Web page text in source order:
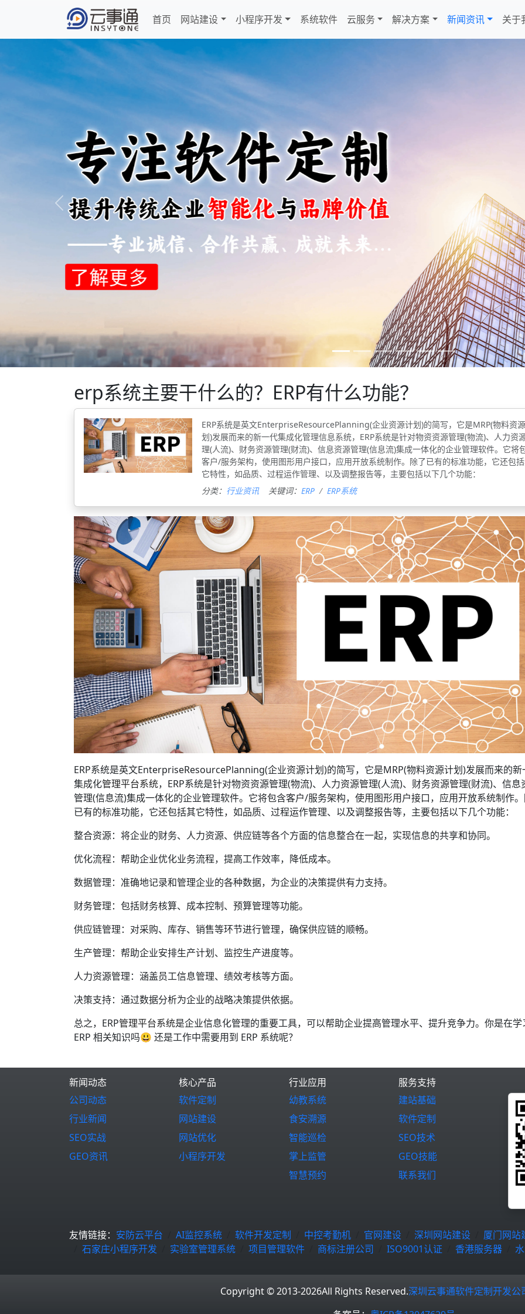
首页 网站建设 小程序开发 系统软件 云服务 解决方案 新闻资讯 关于
Previous
erp系统主要干什么的？ERP有什么功能？
ERP系统是英文EnterpriseResourcePlanning(企业资源计划)的简写，它是MRP(物料资
划)发展而来的新一代集成化管理信息系统，ERP系统是针对物资资源管理(物流)、人力资
理(人流)、财务资源管理(财流)、信息资源管理(信息流)集成一体化的企业管理软件。它将
客户/服务架构，使用图形用户接口，应用开放系统制作。除了已有的标准功能，它还包
它特性，如品质、过程运作管理、以及调整报告等，主要包括以下几个功能：
分类： 行业资讯 关键词：ERP ERP系统
ERP系统是英文EnterpriseResourcePlanning(企业资源计划)的简写，它是MRP(物料资源计划)发展而来的新
集成化管理平台系统，ERP系统是针对物资资源管理(物流)、人力资源管理(人流)、财务资源管理(财流)、信息
管理(信息流)集成一体化的企业管理软件。它将包含客户/服务架构，使用图形用户接口，应用开放系统制作
已有的标准功能，它还包括其它特性，如品质、过程运作管理、以及调整报告等，主要包括以下几个功能：
整合资源：将企业的财务、人力资源、供应链等各个方面的信息整合在一起，实现信息的共享和协同。
优化流程：帮助企业优化业务流程，提高工作效率，降低成本。
数据管理：准确地记录和管理企业的各种数据，为企业的决策提供有力支持。
财务管理：包括财务核算、成本控制、预算管理等功能。
供应链管理：对采购、库存、销售等环节进行管理，确保供应链的顺畅。
生产管理：帮助企业安排生产计划、监控生产进度等。
人力资源管理：涵盖员工信息管理、绩效考核等方面。
决策支持：通过数据分析为企业的战略决策提供依据。
总之，ERP管理平台系统是企业信息化管理的重要工具，可以帮助企业提高管理水平、提升竞争力。你是在学
ERP 相关知识吗😃 还是工作中需要用到 ERP 系统呢？
新闻动态
公司动态
行业新闻
SEO实战
GEO资讯
核心产品
软件定制
网站建设
网站优化
小程序开发
行业应用
幼教系统
食安溯源
智能巡检
掌上监管
智慧预约
服务支持
建站基础
软件定制
SEO技术
GEO技能
联系我们
友情链接： 安防云平台 AI监控系统 软件开发定制 中控考勤机 官网建设 深圳网站建设
厦门网站
石家庄小程序开发
实验室管理系统 项目管理软件 商标注册公司 ISO9001认证 香港服务器
Copyright © 2013-2026All Rights Reserved.深圳云事通软件定制开发公